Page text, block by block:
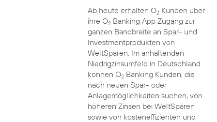
Ab heute erhalten O2Kunden über
ihre O2Banking App Zugang zur
ganzen Bandbreite an Spar- und
Investmentprodukten von
WeltSparen. Im anhaltenden
Niedrigzinsumfeld in Deutschland
können O2Banking Kunden, die
nach neuen Spar- oder
Anlagemöglichkeiten suchen, von
höheren Zinsen bei WeltSparen
sowie von kosteneffizienten und